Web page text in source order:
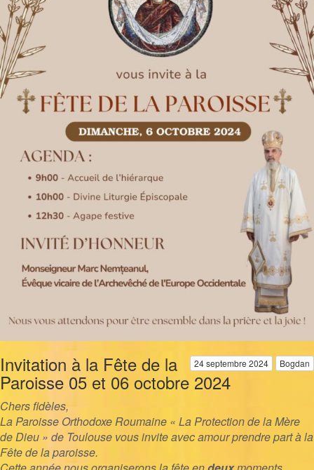
24 septembre 2024 Bogdan
Invitation à la Fête de la
Paroisse 05 et 06 octobre 2024
Chers fidèles,
La Paroisse Orthodoxe Roumaine « La Protection de la Mère
de Dieu » de Toulouse vous invite avec amour prendre part àla
Fête de la paroisse.